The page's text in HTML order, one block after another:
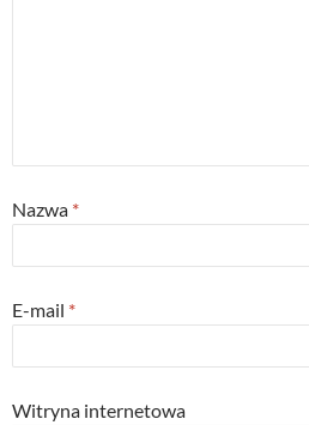
Nazwa *
E-mail *
Witryna internetowa